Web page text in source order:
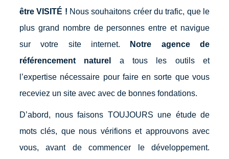
être VISITÉ ! Nous souhaitons créer du trafic, que le
plus grand nombre de personnes entre et navigue
sur votre site internet.
Notre agence de
référencement naturel
a tous les outils et
l’expertise nécessaire pour faire en sorte que vous
receviez un site avec avec de bonnes fondations.
D’abord, nous faisons TOUJOURS une étude de
mots clés, que nous vérifions et approuvons avec
vous, avant de commencer le développement.